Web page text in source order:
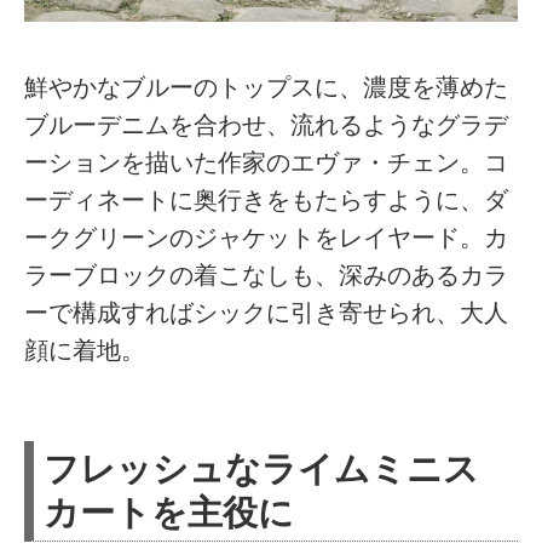
鮮やかなブルーのトップスに、濃度を薄めた
ブルーデニムを合わせ、流れるようなグラデ
ーションを描いた作家のエヴァ・チェン。コ
ーディネートに奥行きをもたらすように、ダ
ークグリーンのジャケットをレイヤード。カ
ラーブロックの着こなしも、深みのあるカラ
ーで構成すればシックに引き寄せられ、大人
顔に着地。
フレッシュなライムミニス
カートを主役に